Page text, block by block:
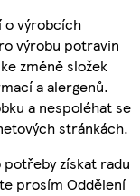
o výrobcích
výrobu potravin
změně složek
a alergenů.
a nespoléhat se
stránkách.
potřeby získat radu
prosím Oddělení